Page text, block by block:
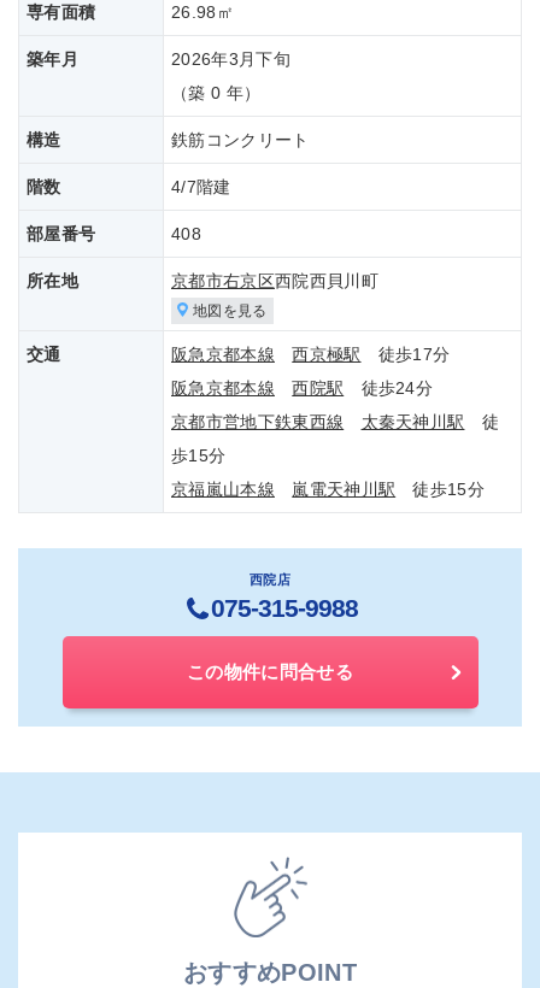
専有面積 26.98㎡
築年月
2026年3月下旬
（築 0 年）
構造 鉄筋コンクリート
階数 4/7階建
部屋番号 408
所在地 京都市右京区西院西貝川町
地図を見る
交通 阪急京都本線 西京極駅 徒歩17分
阪急京都本線
西院駅 徒歩24分
京都市営地下鉄東西線
太秦天神川駅 徒
歩15分
京福嵐山本線
嵐電天神川駅 徒歩15分
西院店
075-315-9988
この物件に問合せる
おすすめPOINT